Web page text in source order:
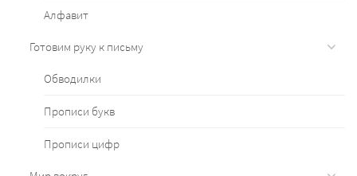
Алфавит
Готовим руку к письму
Обводилки
Прописи букв
Прописи цифр